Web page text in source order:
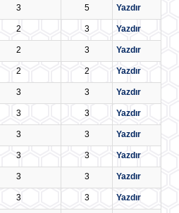
3 5 Yazdır
2 3 Yazdır
2 3 Yazdır
2 2 Yazdır
3 3 Yazdır
3 3 Yazdır
3 3 Yazdır
3 3 Yazdır
3 3 Yazdır
3 3 Yazdır